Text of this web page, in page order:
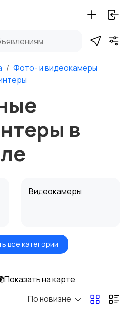
Фото- и видеокамеры
в
Видеокамеры
Объективы
Аксессуары
все категории
на карте
По новизне